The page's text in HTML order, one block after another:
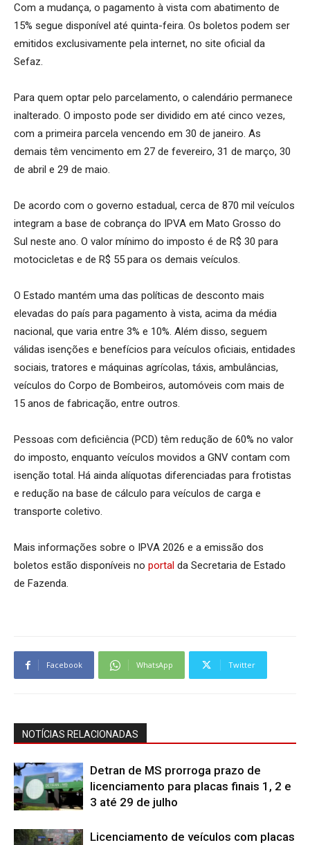
Com a mudança, o pagamento à vista com abatimento de
15% segue disponível até quinta-feira. Os boletos podem ser
emitidos exclusivamente pela internet, no site oficial da
Sefaz.
Para quem optar pelo parcelamento, o calendário permanece
inalterado. O imposto pode ser dividido em até cinco vezes,
com a primeira parcela vencendo em 30 de janeiro. As
demais têm vencimento em 27 de fevereiro, 31 de março, 30
de abril e 29 de maio.
De acordo com o governo estadual, cerca de 870 mil veículos
integram a base de cobrança do IPVA em Mato Grosso do
Sul neste ano. O valor mínimo do imposto é de R$ 30 para
motocicletas e de R$ 55 para os demais veículos.
O Estado mantém uma das políticas de desconto mais
elevadas do país para pagamento à vista, acima da média
nacional, que varia entre 3% e 10%. Além disso, seguem
válidas isenções e benefícios para veículos oficiais, entidades
sociais, tratores e máquinas agrícolas, táxis, ambulâncias,
veículos do Corpo de Bombeiros, automóveis com mais de
15 anos de fabricação, entre outros.
Pessoas com deficiência (PCD) têm redução de 60% no valor
do imposto, enquanto veículos movidos a GNV contam com
isenção total. Há ainda alíquotas diferenciadas para frotistas
e redução na base de cálculo para veículos de carga e
transporte coletivo.
Mais informações sobre o IPVA 2026 e a emissão dos
boletos estão disponíveis no portal da Secretaria de Estado
de Fazenda.
Facebook WhatsApp Twitter
NOTÍCIAS RELACIONADAS
Detran de MS prorroga prazo de
licenciamento para placas finais 1, 2 e
3 até 29 de julho
Licenciamento de veículos com placas